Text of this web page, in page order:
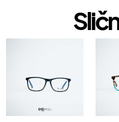
1+1